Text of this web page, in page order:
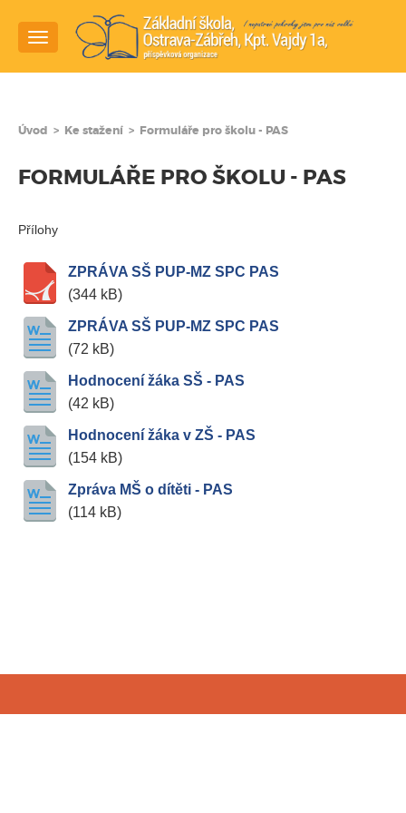
Navigace
Úvod > Ke stažení > Formuláře pro školu - PAS
FORMULÁŘE PRO ŠKOLU - PAS
Přílohy
ZPRÁVA SŠ PUP-MZ SPC PAS
(344 kB)
ZPRÁVA SŠ PUP-MZ SPC PAS
(72 kB)
Hodnocení žáka SŠ - PAS
(42 kB)
Hodnocení žáka v ZŠ - PAS
(154 kB)
Zpráva MŠ o dítěti - PAS
(114 kB)